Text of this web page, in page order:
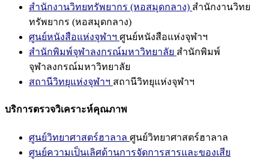
สำนักงานวิทยทรัพยากร (หอสมุดกลาง) สำนักงานวิทย
ทรัพยากร (หอสมุดกลาง)
ศูนย์หนังสือแห่งจุฬาฯ ศูนย์หนังสือแห่งจุฬาฯ
สำนักพิมพ์จุฬาลงกรณ์มหาวิทยาลัย สำนักพิมพ์
จุฬาลงกรณ์มหาวิทยาลัย
สถานีวิทยุแห่งจุฬาฯ สถานีวิทยุแห่งจุฬาฯ
บริการตรวจวิเคราะห์คุณภาพ
ศูนย์วิทยาศาสตร์ฮาลาล ศูนย์วิทยาศาสตร์ฮาลาล
ศูนย์ความเป็นเลิศด้านการจัดการสารและของเสีย